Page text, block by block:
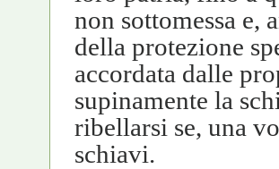
non sottomessa e,
della protezione
accordata dalle
supinamente la
ribellarsi se, una
schiavi.